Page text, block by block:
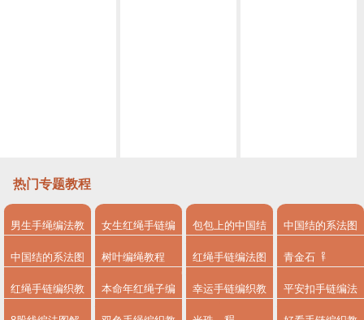
热门专题教程
男生手绳编法教
程
女生红绳手链编
法
包包上的中国结
系法图解
中国结的系法图
解
中国结的系法图
解，分享简单易
树叶编绳教程 红绳手链编法图
解
青金石
红绳手链编织教 本命年红绳子编 幸运手链编织教 平安扣手链编法